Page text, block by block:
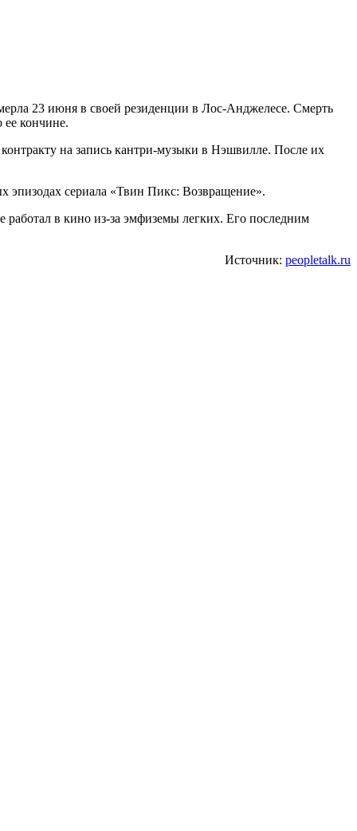
23 июня в своей резиденции в Лос-Анджелесе. Смерть
кончине.
на запись кантри-музыки в Нэшвилле. После их
эпизодах сериала «Твин Пикс: Возвращение».
работал в кино из-за эмфиземы легких. Его последним
Источник: peopletalk.ru